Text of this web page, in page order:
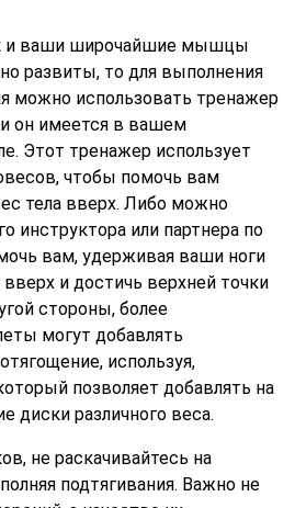
и ваши широчайшие мышцы
развиты, то для выполнения
можно использовать тренажер
он имеется в вашем
Этот тренажер использует
чтобы помочь вам
тела вверх. Либо можно
инструктора или партнера по
вам, удерживая ваши ноги
и достичь верхней точки
стороны, более
могут добавлять
используя,
позволяет добавлять на
диски различного веса.
не раскачивайтесь на
подтягивания. Важно не